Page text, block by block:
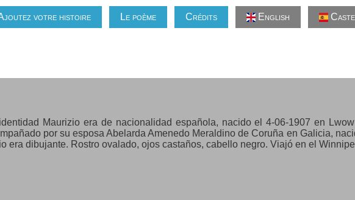
votre histoire Le poème Crédits English
Maurizio era de nacionalidad española, nacido el 4-06-1907 en
por su esposa Abelarda Amenedo Meraldino de Coruña en Galicia,
era dibujante. Rostro ovalado, ojos castaños, cabello negro. Viajó en el